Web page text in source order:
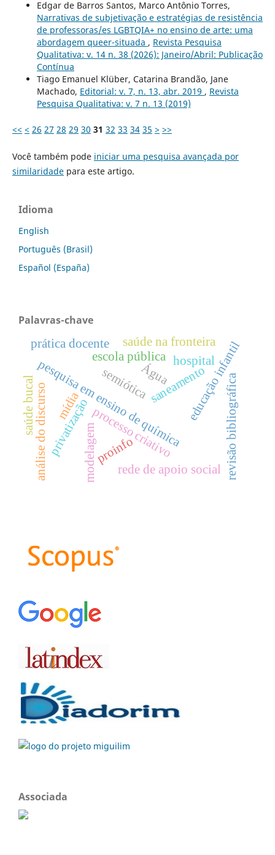
Edgar de Barros Santos, Marco Antônio Torres,
Narrativas de subjetivação e estratégias de resistência
de professoras/es LGBTQIA+ no ensino de arte: uma
abordagem queer-situada , Revista Pesquisa
Qualitativa: v. 14 n. 38 (2026): Janeiro/Abril: Publicação
Contínua
Tiago Emanuel Klüber, Catarina Brandão, Jane
Machado, Editorial: v. 7, n. 13, abr. 2019 , Revista
Pesquisa Qualitativa: v. 7 n. 13 (2019)
<< < 26 27 28 29 30 31 32 33 34 35 > >>
Você também pode iniciar uma pesquisa avançada por
similaridadepara este artigo.
Idioma
English
Português (Brasil)
Español (España)
Palavras-chave
pesquisa em ensino de química
saneamentoeducação infantil
revisão bibliográfica
processo criativo
modelagem
privatização
Água
análise do discurso mídia
proinfo
escola pública
prática docente
rede de apoio social
hospital
semiótica
saúde bucal
saúde na fronteira
Associada